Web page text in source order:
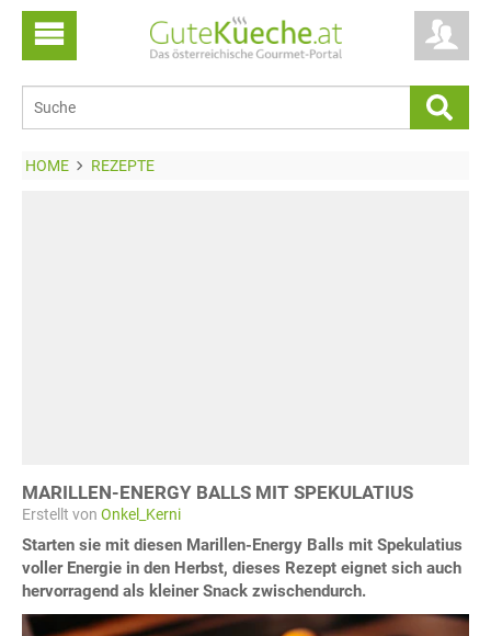
HOME REZEPTE
MARILLEN-ENERGY BALLS MIT SPEKULATIUS
Erstellt von Onkel_Kerni
Starten sie mit diesen Marillen-Energy Balls mit Spekulatius
voller Energie in den Herbst, dieses Rezept eignet sich auch
hervorragend als kleiner Snack zwischendurch.